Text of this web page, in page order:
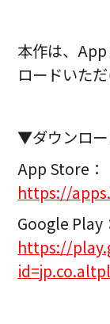
本作は、
ロードいただ
▼ダウンロー
App Store：
https://
Google Play
https://